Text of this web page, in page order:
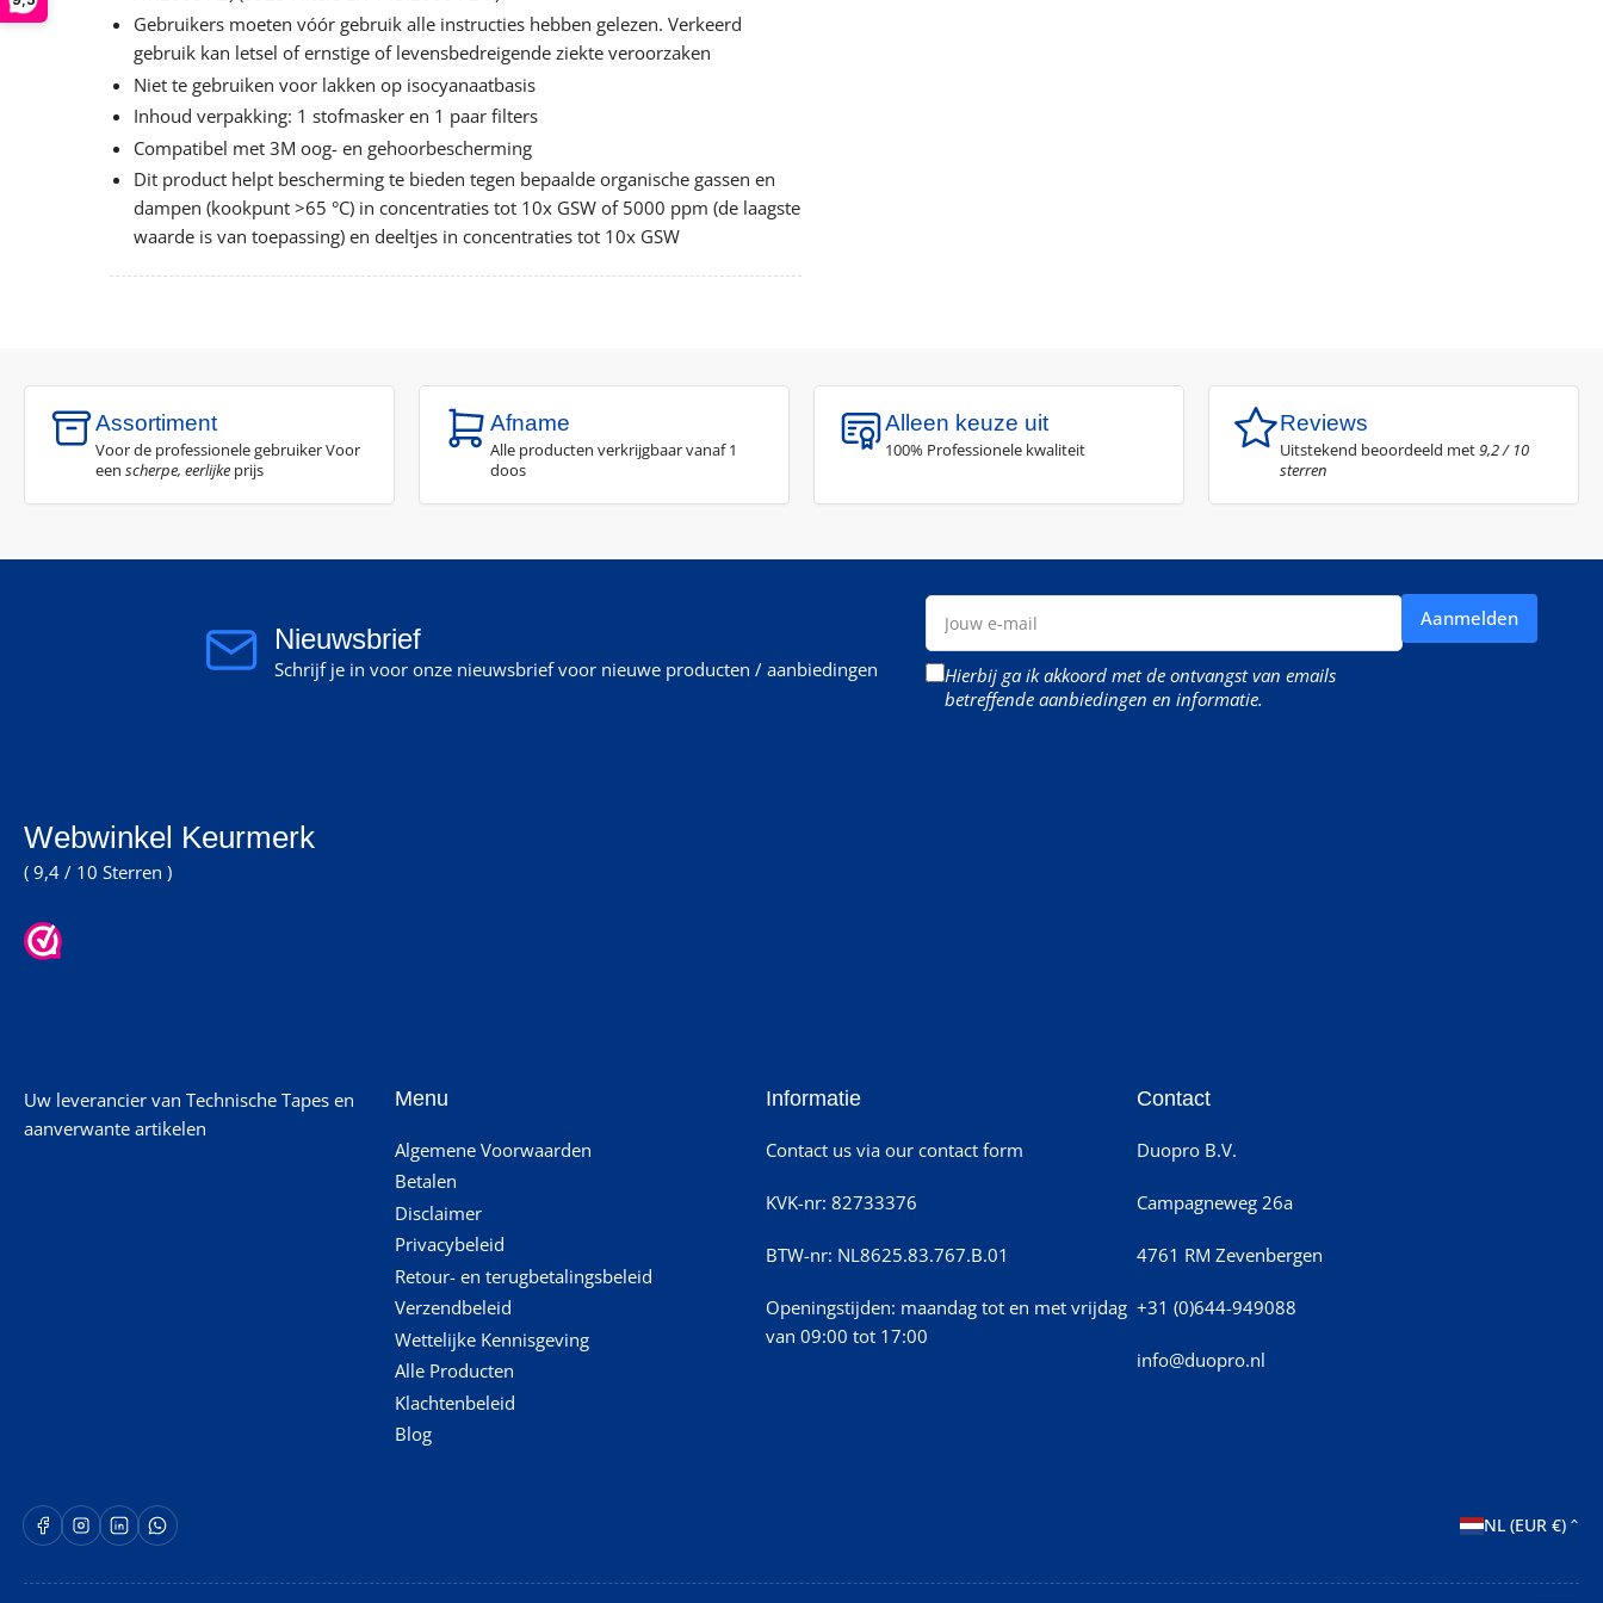
Gebruikers moeten vóór gebruik alle instructies hebben gelezen. Verkeerd
gebruik kan letsel of ernstige of levensbedreigende ziekte veroorzaken
Niet te gebruiken voor lakken op isocyanaatbasis
Inhoud verpakking: 1 stofmasker en 1 paar filters
Compatibel met 3M oog- en gehoorbescherming
Dit product helpt bescherming te bieden tegen bepaalde organische gassen en
dampen (kookpunt >65 °C) in concentraties tot 10x GSW of 5000 ppm (de laagste
waarde is van toepassing) en deeltjes in concentraties tot 10x GSW
Assortiment
Voor de professionele gebruiker Voor
een scherpe, eerlijke prijs
Afname
Alle producten verkrijgbaar vanaf 1
doos
Alleen keuze uit
100% Professionele kwaliteit
Reviews
Uitstekend beoordeeld met9,2 / 10
sterren
Nieuwsbrief
Schrijf je in voor onze nieuwsbrief voor nieuwe producten / aanbiedingen
Jouw
mail
Aanmelden
Hierbij ga ik akkoord met de ontvangst van emails
betreffende aanbiedingen en informatie.
Webwinkel Keurmerk
( 9,4 / 10 Sterren )
Uw leverancier van Technische Tapes en
aanverwante artikelen
Menu
Algemene Voorwaarden
Betalen
Disclaimer
Privacybeleid
Retour- en terugbetalingsbeleid
Verzendbeleid
Wettelijke Kennisgeving
Alle Producten
Klachtenbeleid
Blog
Informatie
Contact us via our contact form
KVK-nr: 82733376
BTW-nr: NL8625.83.767.B.01
Openingstijden: maandag tot en met vrijdag
van 09:00 tot 17:00
Contact
Duopro B.V.
Campagneweg 26a
4761 RM Zevenbergen
+31 (0)644-949088
info@duopro.nl
FacebookInstagram
LinkedInWhatsApp Opent in een nieuw venster.
L
NL (EUR €)